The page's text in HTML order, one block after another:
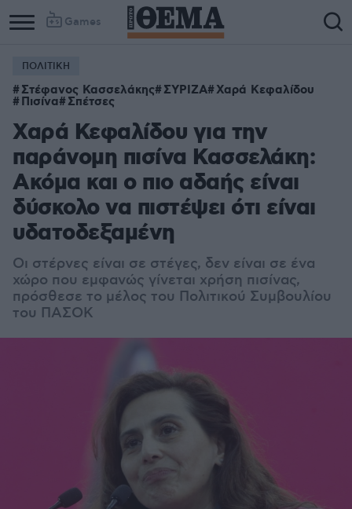
Games
ΠΟΛΙΤΙΚΗ
Στέφανος Κασσελάκης ΣΥΡΙΖΑ Χαρά Κεφαλίδου
Πισίνα Σπέτσες
Χαρά Κεφαλίδου για την
παράνομη πισίνα Κασσελάκη:
Ακόμα και ο πιο αδαής είναι
δύσκολο να πιστέψει ότι είναι
υδατοδεξαμένη
Οι στέρνες είναι σε στέγες, δεν είναι σε ένα
χώρο που εμφανώς γίνεται χρήση πισίνας,
πρόσθεσε το μέλος του Πολιτικού Συμβουλίου
του ΠΑΣΟΚ